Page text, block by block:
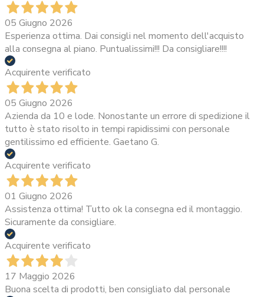
05 Giugno 2026
Esperienza ottima. Dai consigli nel momento dell'acquisto
alla consegna al piano. Puntualissimi!!! Da consigliare!!!!
Acquirente verificato
05 Giugno 2026
Azienda da 10 e lode. Nonostante un errore di spedizione il
tutto è stato risolto in tempi rapidissimi con personale
gentilissimo ed efficiente. Gaetano G.
Acquirente verificato
01 Giugno 2026
Assistenza ottima! Tutto ok la consegna ed il montaggio.
Sicuramente da consigliare.
Acquirente verificato
17 Maggio 2026
Buona scelta di prodotti, ben consigliato dal personale